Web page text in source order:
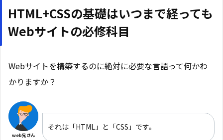
HTML+CSSの基礎はいつまで経っても
Webサイトの必修科目
Webサイトを構築するのに絶対に必要な言語って何かわ
かりますか？
web兄さん
それは「HTML」と「CSS」です。